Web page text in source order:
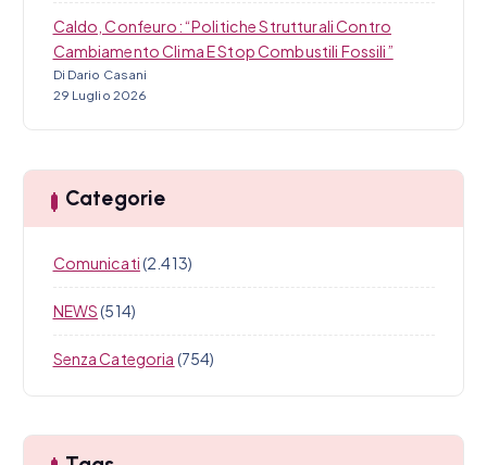
Caldo, Confeuro: “Politiche Strutturali Contro
Cambiamento Clima E Stop Combustili Fossili”
Di Dario Casani
29 Luglio 2026
Categorie
Comunicati(2.413)
NEWS(514)
Senza Categoria (754)